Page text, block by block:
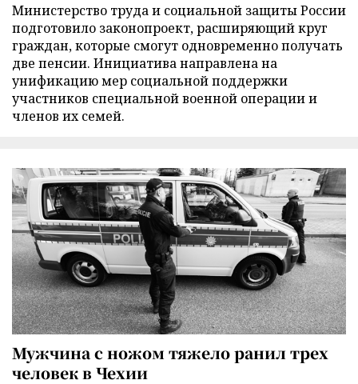
Министерство труда и социальной защиты России
подготовило законопроект, расширяющий круг
граждан, которые смогут одновременно получать
две пенсии. Инициатива направлена на
унификацию мер социальной поддержки
участников специальной военной операции и
членов их семей.
Мужчина с ножом тяжело ранил трех
человек в Чехии